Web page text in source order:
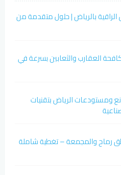
بالرياض | حلول متقدمة من
العقارب والثعابين بسرعة في
ومستودعات الرياض بتقنيات
رماح والمجمعة – تغطية شاملة